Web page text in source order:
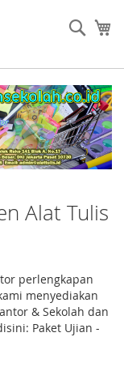
Alat Tulis
perlengkapan
menyediakan
& Sekolah dan
Paket Ujian -